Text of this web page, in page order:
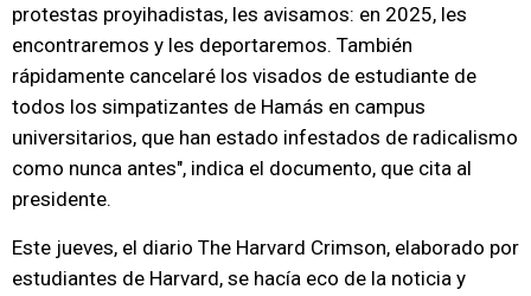
protestas proyihadistas, les avisamos: en 2025, les
encontraremos y les deportaremos. También
rápidamente cancelaré los visados de estudiante de
todos los simpatizantes de Hamás en campus
universitarios, que han estado infestados de radicalismo
como nunca antes", indica el documento, que cita al
presidente.
Este jueves, el diario The Harvard Crimson, elaborado por
estudiantes de Harvard, se hacía eco de la noticia y